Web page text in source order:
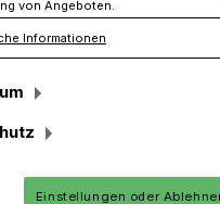
geht die Jüchener
des Heiligen
von Angeboten.
Informationen
Einstellungen oder